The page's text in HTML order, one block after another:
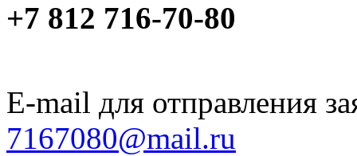
+7 812 716-70-80
E-mail для отправления
7167080@mail.ru